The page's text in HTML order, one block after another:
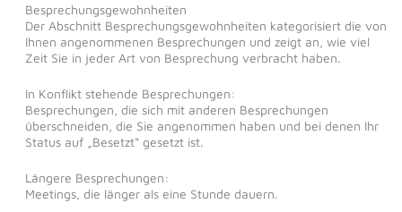
Besprechungsgewohnheiten
Der Abschnitt Besprechungsgewohnheiten kategorisiert die von
Ihnen angenommenen Besprechungen und zeigt an, wie viel
Zeit Sie in jeder Art von Besprechung verbracht haben.
In Konflikt stehende Besprechungen:
Besprechungen, die sich mit anderen Besprechungen
überschneiden, die Sie angenommen haben und bei denen Ihr
Status auf „Besetzt“ gesetzt ist.
Längere Besprechungen:
Meetings, die länger als eine Stunde dauern.